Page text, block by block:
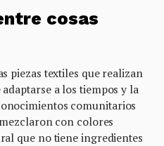
cosas
piezas textiles que realizan
a los tiempos y la
comunitarios
con colores
que no tiene ingredientes